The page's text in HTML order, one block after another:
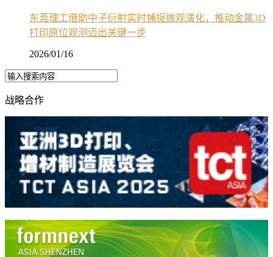
东莞理工借助中子衍射实时捕捉微观演化，推动金属3D
打印原位观测迈出关键一步
2026/01/16
战略合作